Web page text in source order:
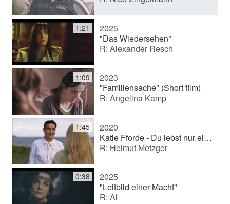
V
i
d
e
o
1:21
2025
"Das Wiedersehen"
R: Alexander Resch
1:09
2023
"Familiensache" (Short film)
R: Angelina Kamp
1:45
2020
Katie Fforde - Du lebst nur einmal (TV movie (series))
R: Helmut Metzger
0:38
2025
"Leitbild einer Macht"
R: Al